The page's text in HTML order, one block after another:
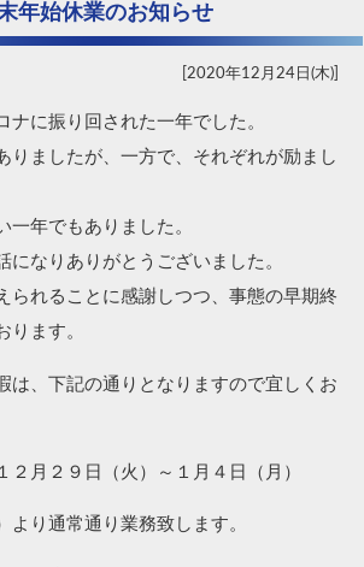
年始休業のお知らせ
2020年12月24日(木)
ナに振り回された一年でした。
りましたが、一方で、それぞれが励まし
一年でもありました。
になりありがとうございました。
られることに感謝しつつ、事態の早期終
ります。
は、下記の通りとなりますので宜しくお
月２９日（火）～１月４日（月）
より通常通り業務致します。